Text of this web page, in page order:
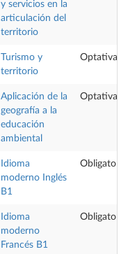
y servicios en la
articulación del
territorio
Turismo y
territorio
Optativa
Aplicación de la
geografía a la
educación
ambiental
Optativa
Idioma
moderno Inglés
B1
Obligatoria
Idioma
moderno
Francés B1
Obligatoria